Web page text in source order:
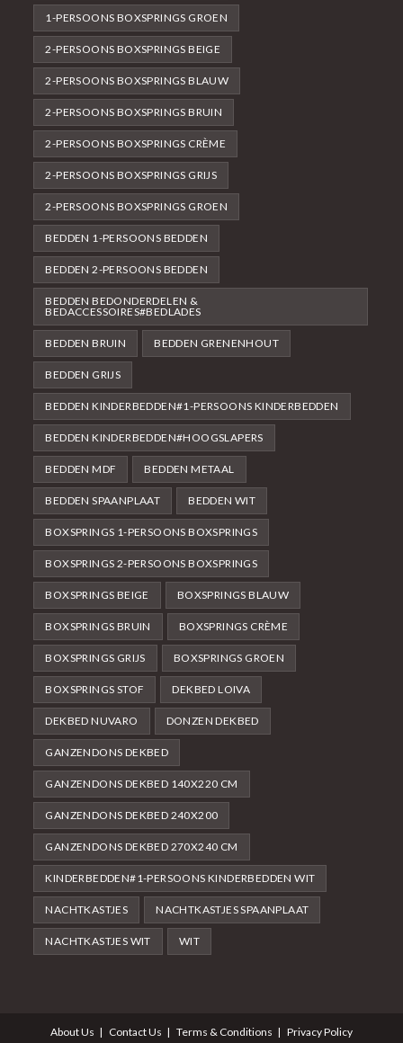
1-PERSOONS BOXSPRINGS GROEN
2-PERSOONS BOXSPRINGS BEIGE
2-PERSOONS BOXSPRINGS BLAUW
2-PERSOONS BOXSPRINGS BRUIN
2-PERSOONS BOXSPRINGS CRÈME
2-PERSOONS BOXSPRINGS GRIJS
2-PERSOONS BOXSPRINGS GROEN
BEDDEN 1-PERSOONS BEDDEN
BEDDEN 2-PERSOONS BEDDEN
BEDDEN BEDONDERDELEN &
BEDACCESSOIRES#BEDLADES
BEDDEN BRUIN BEDDEN GRENENHOUT
BEDDEN GRIJS
BEDDEN KINDERBEDDEN#1-PERSOONS KINDERBEDDEN
BEDDEN KINDERBEDDEN#HOOGSLAPERS
BEDDEN MDF BEDDEN METAAL
BEDDEN SPAANPLAAT BEDDEN WIT
BOXSPRINGS 1-PERSOONS BOXSPRINGS
BOXSPRINGS 2-PERSOONS BOXSPRINGS
BOXSPRINGS BEIGE BOXSPRINGS BLAUW
BOXSPRINGS BRUIN BOXSPRINGS CRÈME
BOXSPRINGS GRIJS BOXSPRINGS GROEN
BOXSPRINGS STOF DEKBED LOIVA
DEKBED NUVARO DONZEN DEKBED
GANZENDONS DEKBED
GANZENDONS DEKBED 140X220 CM
GANZENDONS DEKBED 240X200
GANZENDONS DEKBED 270X240 CM
KINDERBEDDEN#1-PERSOONS KINDERBEDDEN WIT
NACHTKASTJES NACHTKASTJES SPAANPLAAT
NACHTKASTJES WIT WIT
About Us Contact Us Terms & Conditions Privacy Policy